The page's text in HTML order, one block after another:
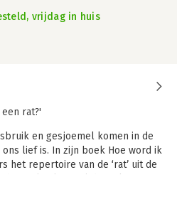
vrijdag in huis
rat?'
en gesjoemel komen in de
lief is. In zijn boek Hoe word ik
het repertoire van de ‘rat’ uit de